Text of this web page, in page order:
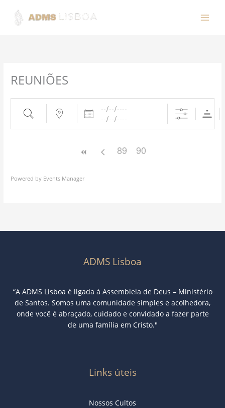
para
REUNIÕES
89 90
Powered by Events Manager
ADMS Lisboa
“A ADMS Lisboa é ligada à Assembleia de Deus – Ministério
de Santos. Somos uma comunidade simples e acolhedora,
onde você é abraçado, cuidado e convidado a fazer parte
de uma família em Cristo."
Links úteis
Nossos Cultos